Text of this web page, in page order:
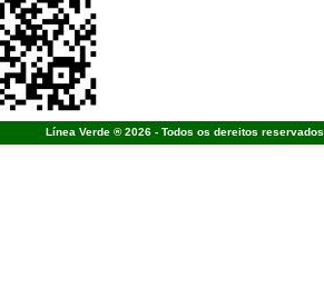
Línea Verde ® 2026 - Todos os dereitos reservados